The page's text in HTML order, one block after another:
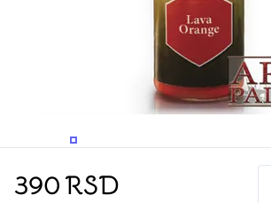
PROMENITE UGAO GLEDANJA
390RSD